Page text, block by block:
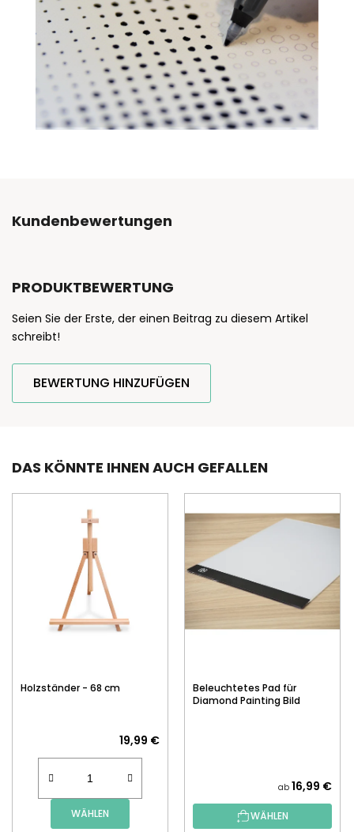
Kundenbewertungen
PRODUKTBEWERTUNG
Seien Sie der Erste, der einen Beitrag zu diesem Artikel
schreibt!
BEWERTUNG HINZUFÜGEN
DAS KÖNNTE IHNEN AUCH GEFALLEN
Holzständer - 68 cm
19,99 €
WÄHLEN
Beleuchtetes Pad für
Diamond Painting Bild
ab 16,99 €
WÄHLEN